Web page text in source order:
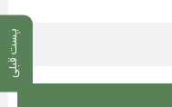
پست قبلی